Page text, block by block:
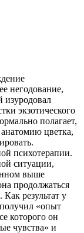
негодование,
изуродовал
экзотического
полагает,
цветка,
психотерапии.
ситуации,
выше
продолжаться
результат у
«опыт
которого он
чувства» и